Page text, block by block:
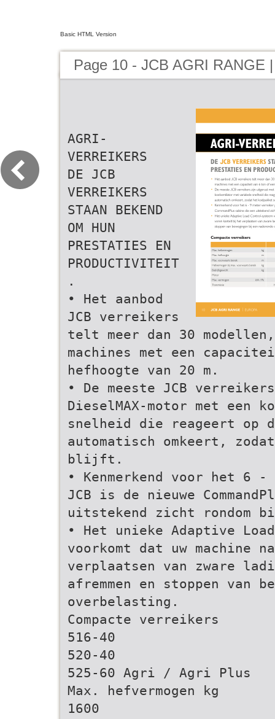
Basic HTML Version
Page 10 - JCB AGRI RANGE
AGRI-
VERREIKERS
DE JCB
VERREIKERS
STAAN BEKEND
OM HUN
PRESTATIES EN
PRODUCTIVITEIT
.
• Het aanbod
JCB verreikers
telt meer dan 30
machines met een
hefhoogte van 20 m.
• De meeste JCB
DieselMAX-motor met
snelheid die reageert op
automatisch omkeert,
blijft.
• Kenmerkend voor het 6 -
JCB is de nieuwe
uitstekend zicht rondom
• Het unieke Adaptive
voorkomt dat uw
verplaatsen van zware
afremmen en stoppen van
overbelasting.
Compacte verreikers
516-40
520-40
525-60 Agri / Agri Plus
Max. hefvermogen kg
1600